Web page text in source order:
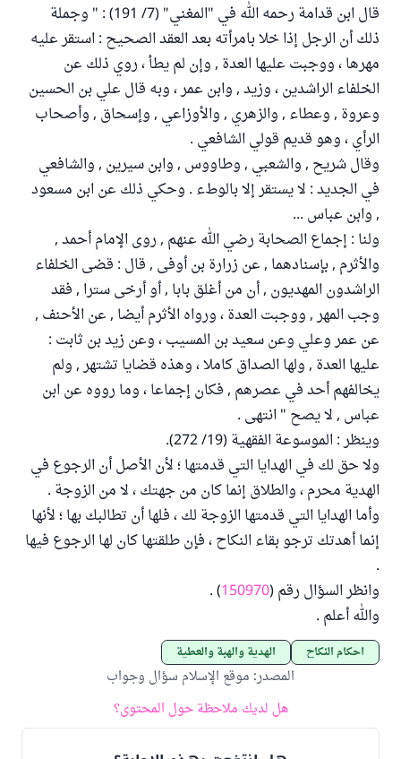
قال ابن قدامة رحمه الله في "المغني" (7/ 191) : " وجملة
ذلك أن الرجل إذا خلا بامرأته بعد العقد الصحيح : استقر عليه
مهرها ، ووجبت عليها العدة , وإن لم يطأ ، روي ذلك عن
الخلفاء الراشدين ، وزيد , وابن عمر ، وبه قال علي بن الحسين
وعروة , وعطاء , والزهري , والأوزاعي , وإسحاق , وأصحاب
الرأي ، وهو قديم قولي الشافعي .
وقال شريح , والشعبي , وطاووس , وابن سيرين , والشافعي
في الجديد : لا يستقر إلا بالوطء . وحكي ذلك عن ابن مسعود
, وابن عباس ...
ولنا : إجماع الصحابة رضي الله عنهم , روى الإمام أحمد ,
والأثرم , بإسنادهما , عن زرارة بن أوفى , قال : قضى الخلفاء
الراشدون المهديون , أن من أغلق بابا , أو أرخى سترا , فقد
وجب المهر , ووجبت العدة ، ورواه الأثرم أيضا , عن الأحنف ,
عن عمر وعلي وعن سعيد بن المسيب ، وعن زيد بن ثابت :
عليها العدة , ولها الصداق كاملا ، وهذه قضايا تشتهر , ولم
يخالفهم أحد في عصرهم , فكان إجماعا ، وما رووه عن ابن
عباس , لا يصح " انتهى .
وينظر : الموسوعة الفقهية (19/ 272).
ولا حق لك في الهدايا التي قدمتها ؛ لأن الأصل أن الرجوع في
الهدية محرم ، والطلاق إنما كان من جهتك ، لا من الزوجة .
وأما الهدايا التي قدمتها الزوجة لك ، فلها أن تطالبك بها ؛ لأنها
إنما أهدتك ترجو بقاء النكاح ، فإن طلقتها كان لها الرجوع فيها
.
وانظر السؤال رقم (150970
) .
والله أعلم .
أحكام النكاح الهدية والهبة والعطية
المصدر: موقع الإسلام سؤال وجواب
هل لديك ملاحظة حول المحتوى؟